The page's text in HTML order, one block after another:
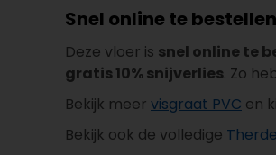
Snel online te
Deze vloer is snel online te
gratis 10% snijverlies. Zo
Bekijk meer visgraat PVC en
Bekijk ook de volledige